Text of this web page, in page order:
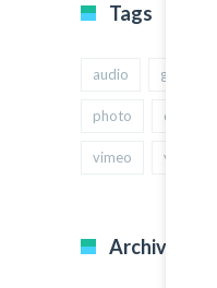
Tags
audio gallery
photo quote
vimeo youtube
Archives